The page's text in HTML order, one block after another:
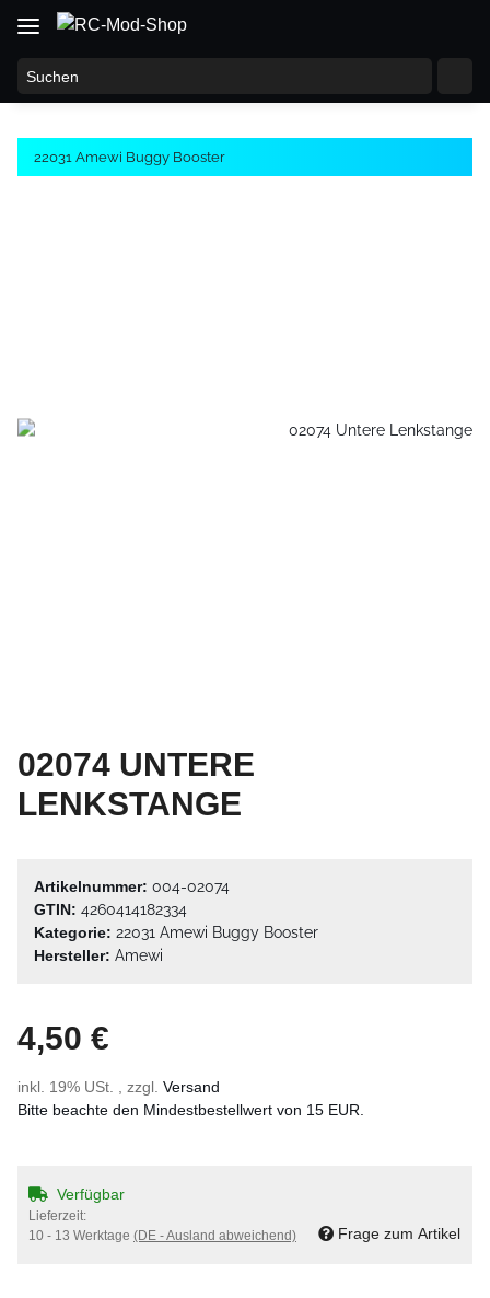
22031 Amewi Buggy Booster
02074 UNTERE
LENKSTANGE
Artikelnummer: 004-02074
GTIN: 4260414182334
Kategorie: 22031 Amewi Buggy Booster
Hersteller: Amewi
4,50 €
inkl. 19% USt. , zzgl. Versand
Bitte beachte den Mindestbestellwert von 15 EUR.
Verfügbar
Lieferzeit:
10 - 13 Werktage (DE - Ausland abweichend) Frage zum Artikel